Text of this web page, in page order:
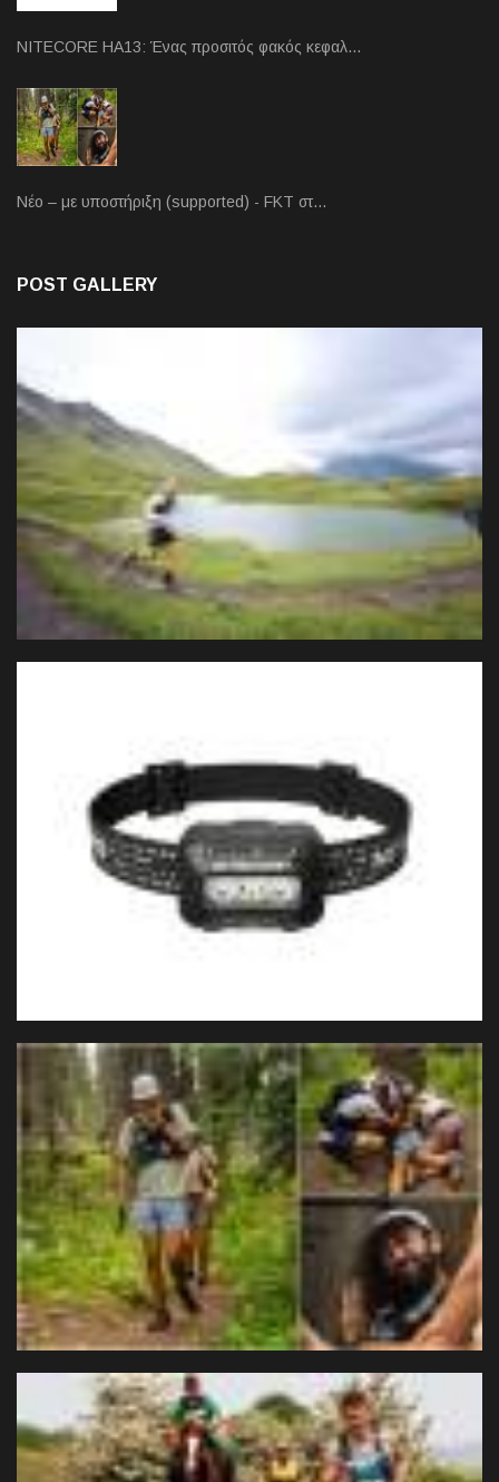
NITECORE HA13: Ένας προσιτός φακός κεφαλ…
Νέο – με υποστήριξη (supported) - FKT στ…
POST GALLERY